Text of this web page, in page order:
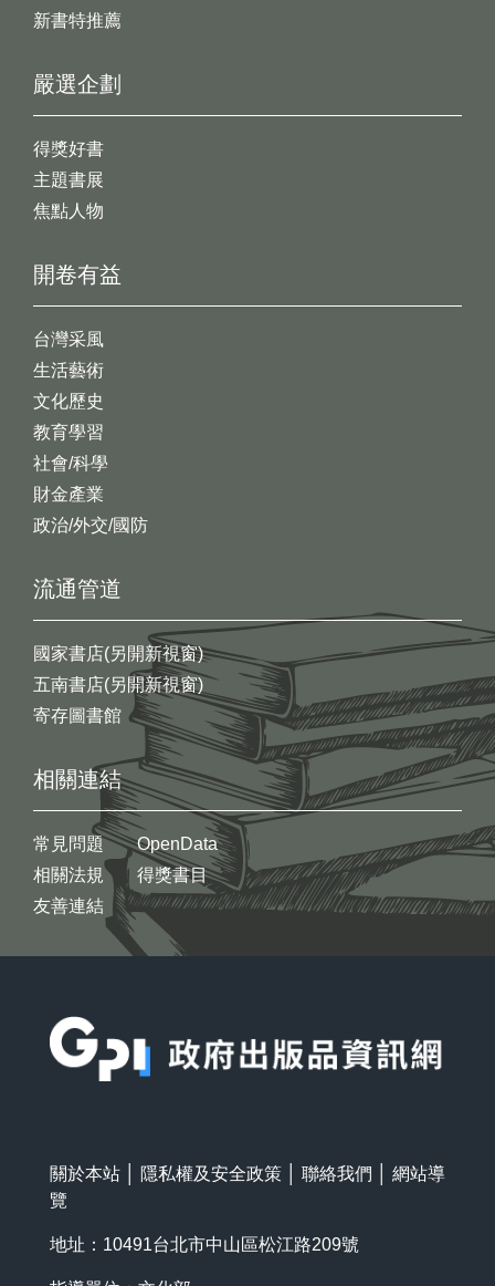
新書特推薦
開卷有益
台灣采風
生活藝術
文化歷史
教育學習
社會/科學
財金產業
政治/外交/國防
嚴選企劃
得獎好書
主題書展
焦點人物
流通管道
國家書店(另開新視窗)
五南書店(另開新視窗)
寄存圖書館
相關連結
常見問題
相關法規
友善連結
OpenData
得獎書目
關於本站 隱私權及安全政策 聯絡我們
網站導
覽
地址：10491台北市中山區松江路209號